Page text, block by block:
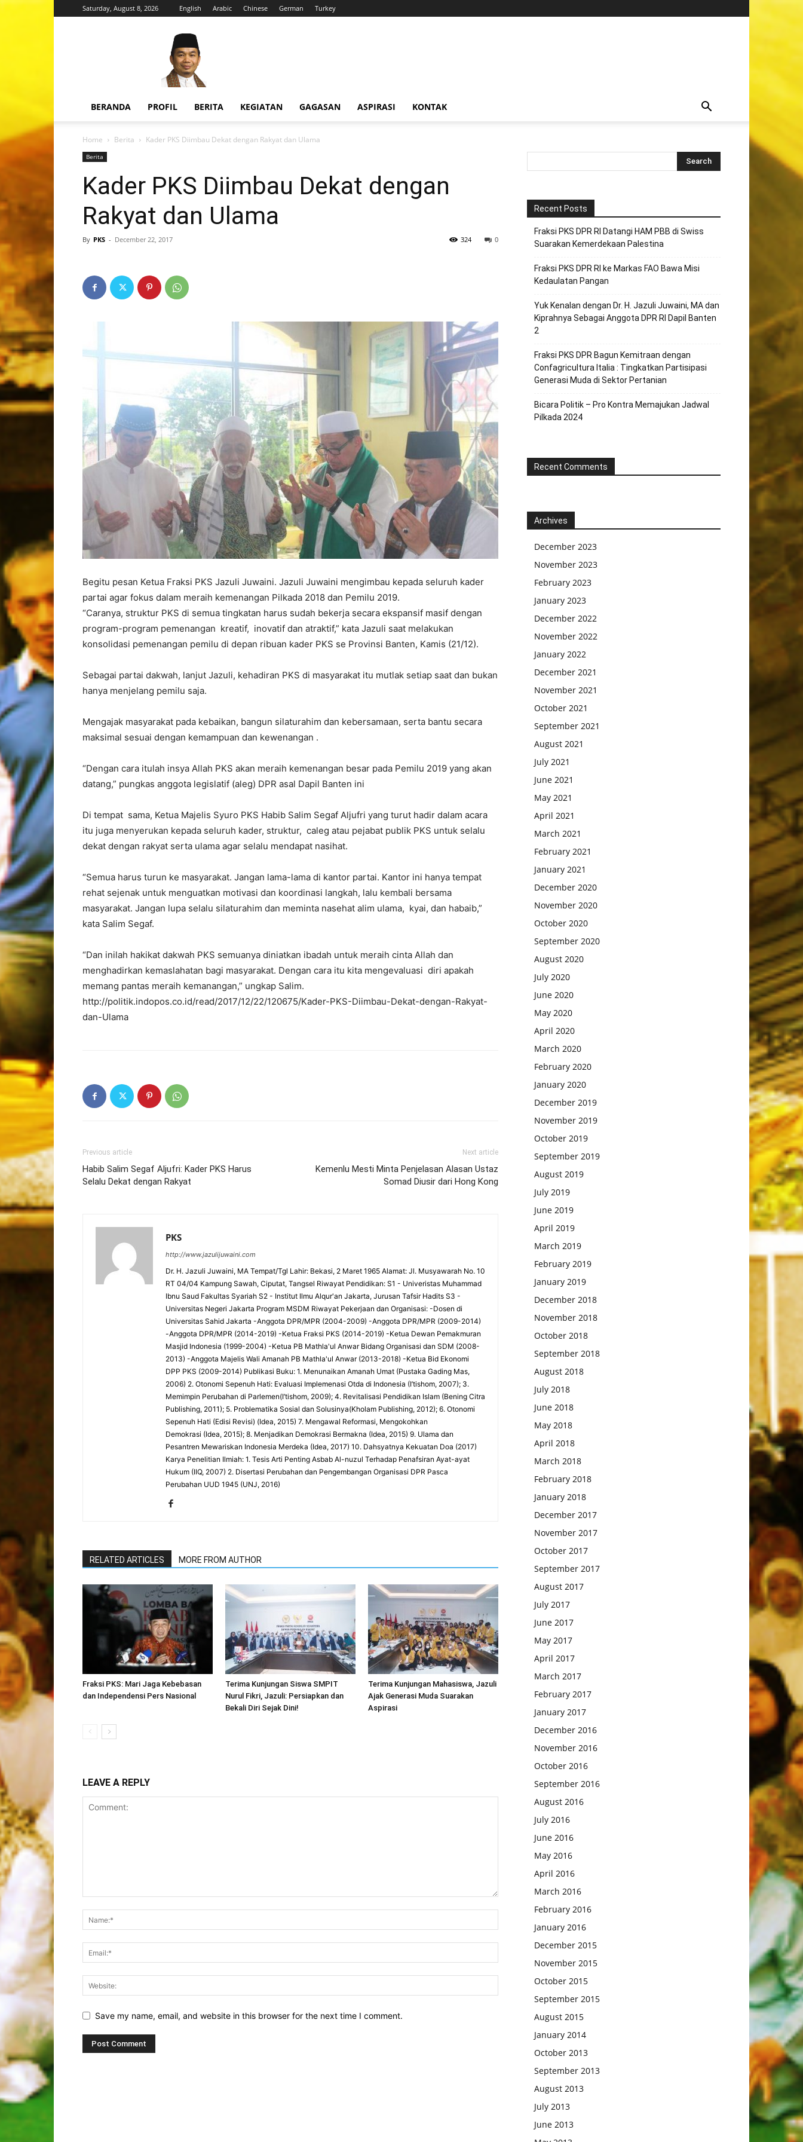
Saturday, August 8, 2026 English Arabic Chinese German Turkey
Jazuli
Juwaini,
MA
BERANDA PROFIL BERITA KEGIATAN GAGASAN ASPIRASI KONTAK
Home Berita Kader PKS Diimbau Dekat dengan Rakyat dan Ulama
Berita
Kader PKS Diimbau Dekat dengan
Rakyat dan Ulama
By PKS - December 22, 2017 0
324
Begitu pesan Ketua Fraksi PKS Jazuli Juwaini. Jazuli Juwaini mengimbau kepada seluruh kader
partai agar fokus dalam meraih kemenangan Pilkada 2018 dan Pemilu 2019.
“Caranya, struktur PKS di semua tingkatan harus sudah bekerja secara ekspansif masif dengan
program-program pemenangan kreatif, inovatif dan atraktif,” kata Jazuli saat melakukan
konsolidasi pemenangan pemilu di depan ribuan kader PKS se Provinsi Banten, Kamis (21/12).
Sebagai partai dakwah, lanjut Jazuli, kehadiran PKS di masyarakat itu mutlak setiap saat dan bukan
hanya menjelang pemilu saja.
Mengajak masyarakat pada kebaikan, bangun silaturahim dan kebersamaan, serta bantu secara
maksimal sesuai dengan kemampuan dan kewenangan .
“Dengan cara itulah insya Allah PKS akan meraih kemenangan besar pada Pemilu 2019 yang akan
datang,” pungkas anggota legislatif (aleg) DPR asal Dapil Banten ini
Di tempat sama, Ketua Majelis Syuro PKS Habib Salim Segaf Aljufri yang turut hadir dalam acara
itu juga menyerukan kepada seluruh kader, struktur, caleg atau pejabat publik PKS untuk selalu
dekat dengan rakyat serta ulama agar selalu mendapat nasihat.
“Semua harus turun ke masyarakat. Jangan lama-lama di kantor partai. Kantor ini hanya tempat
rehat sejenak untuk menguatkan motivasi dan koordinasi langkah, lalu kembali bersama
masyarakat. Jangan lupa selalu silaturahim dan meminta nasehat alim ulama, kyai, dan habaib,”
kata Salim Segaf.
“Dan inilah hakikat dakwah PKS semuanya diniatkan ibadah untuk meraih cinta Allah dan
menghadirkan kemaslahatan bagi masyarakat. Dengan cara itu kita mengevaluasi diri apakah
memang pantas meraih kemanangan,” ungkap Salim.
http://politik.indopos.co.id/read/2017/12/22/120675/Kader-PKS-Diimbau-Dekat-dengan-Rakyat-
dan-Ulama
Previous article
Habib Salim Segaf Aljufri: Kader PKS Harus
Selalu Dekat dengan Rakyat
Next article
Kemenlu Mesti Minta Penjelasan Alasan Ustaz
Somad Diusir dari Hong Kong
PKS
http://www.jazulijuwaini.com
Dr. H. Jazuli Juwaini, MA Tempat/Tgl Lahir: Bekasi, 2 Maret 1965 Alamat: Jl. Musyawarah No. 10
RT 04/04 Kampung Sawah, Ciputat, Tangsel Riwayat Pendidikan: S1 - Univeristas Muhammad
Ibnu Saud Fakultas Syariah S2 - Institut Ilmu Alqur'an Jakarta, Jurusan Tafsir Hadits S3 -
Universitas Negeri Jakarta Program MSDM Riwayat Pekerjaan dan Organisasi: -Dosen di
Universitas Sahid Jakarta -Anggota DPR/MPR (2004-2009) -Anggota DPR/MPR (2009-2014)
-Anggota DPR/MPR (2014-2019) -Ketua Fraksi PKS (2014-2019) -Ketua Dewan Pemakmuran
Masjid Indonesia (1999-2004) -Ketua PB Mathla'ul Anwar Bidang Organisasi dan SDM (2008-
2013) -Anggota Majelis Wali Amanah PB Mathla'ul Anwar (2013-2018) -Ketua Bid Ekonomi
DPP PKS (2009-2014) Publikasi Buku: 1. Menunaikan Amanah Umat (Pustaka Gading Mas,
2006) 2. Otonomi Sepenuh Hati: Evaluasi Implemenasi Otda di Indonesia (I’tishom, 2007); 3.
Memimpin Perubahan di Parlemen(I’tishom, 2009); 4. Revitalisasi Pendidikan Islam (Bening Citra
Publishing, 2011); 5. Problematika Sosial dan Solusinya(Kholam Publishing, 2012); 6. Otonomi
Sepenuh Hati (Edisi Revisi) (Idea, 2015) 7. Mengawal Reformasi, Mengokohkan
Demokrasi (Idea, 2015); 8. Menjadikan Demokrasi Bermakna (Idea, 2015) 9. Ulama dan
Pesantren Mewariskan Indonesia Merdeka (Idea, 2017) 10. Dahsyatnya Kekuatan Doa (2017)
Karya Penelitian Ilmiah: 1. Tesis Arti Penting Asbab Al-nuzul Terhadap Penafsiran Ayat-ayat
Hukum (IIQ, 2007) 2. Disertasi Perubahan dan Pengembangan Organisasi DPR Pasca
Perubahan UUD 1945 (UNJ, 2016)
RELATED ARTICLES MORE FROM AUTHOR
Fraksi PKS: Mari Jaga Kebebasan
dan Independensi Pers Nasional
Terima Kunjungan Siswa SMPIT
Nurul Fikri, Jazuli: Persiapkan dan
Bekali Diri Sejak Dini!
Terima Kunjungan Mahasiswa, Jazuli
Ajak Generasi Muda Suarakan
Aspirasi
LEAVE A REPLY
Save my name, email, and website in this browser for the next time I comment.
Recent Posts
Fraksi PKS DPR RI Datangi HAM PBB di Swiss
Suarakan Kemerdekaan Palestina
Fraksi PKS DPR RI ke Markas FAO Bawa Misi
Kedaulatan Pangan
Yuk Kenalan dengan Dr. H. Jazuli Juwaini, MA dan
Kiprahnya Sebagai Anggota DPR RI Dapil Banten
2
Fraksi PKS DPR Bagun Kemitraan dengan
Confagricultura Italia : Tingkatkan Partisipasi
Generasi Muda di Sektor Pertanian
Bicara Politik – Pro Kontra Memajukan Jadwal
Pilkada 2024
Recent Comments
Archives
December 2023
November 2023
February 2023
January 2023
December 2022
November 2022
January 2022
December 2021
November 2021
October 2021
September 2021
August 2021
July 2021
June 2021
May 2021
April 2021
March 2021
February 2021
January 2021
December 2020
November 2020
October 2020
September 2020
August 2020
July 2020
June 2020
May 2020
April 2020
March 2020
February 2020
January 2020
December 2019
November 2019
October 2019
September 2019
August 2019
July 2019
June 2019
April 2019
March 2019
February 2019
January 2019
December 2018
November 2018
October 2018
September 2018
August 2018
July 2018
June 2018
May 2018
April 2018
March 2018
February 2018
January 2018
December 2017
November 2017
October 2017
September 2017
August 2017
July 2017
June 2017
May 2017
April 2017
March 2017
February 2017
January 2017
December 2016
November 2016
October 2016
September 2016
August 2016
July 2016
June 2016
May 2016
April 2016
March 2016
February 2016
January 2016
December 2015
November 2015
October 2015
September 2015
August 2015
January 2014
October 2013
September 2013
August 2013
July 2013
June 2013